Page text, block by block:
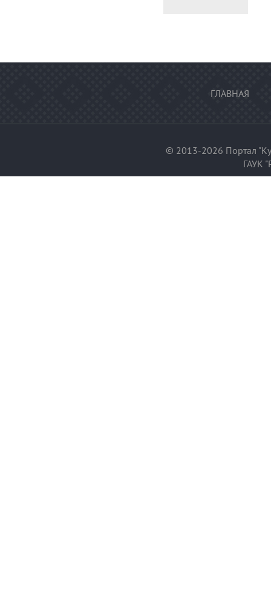
ГЛАВНАЯ
© 2013-2026 Портал
ГАУК